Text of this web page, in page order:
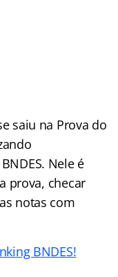
saiu na Prova do
Nele é
prova, checar
notas com
BNDES!